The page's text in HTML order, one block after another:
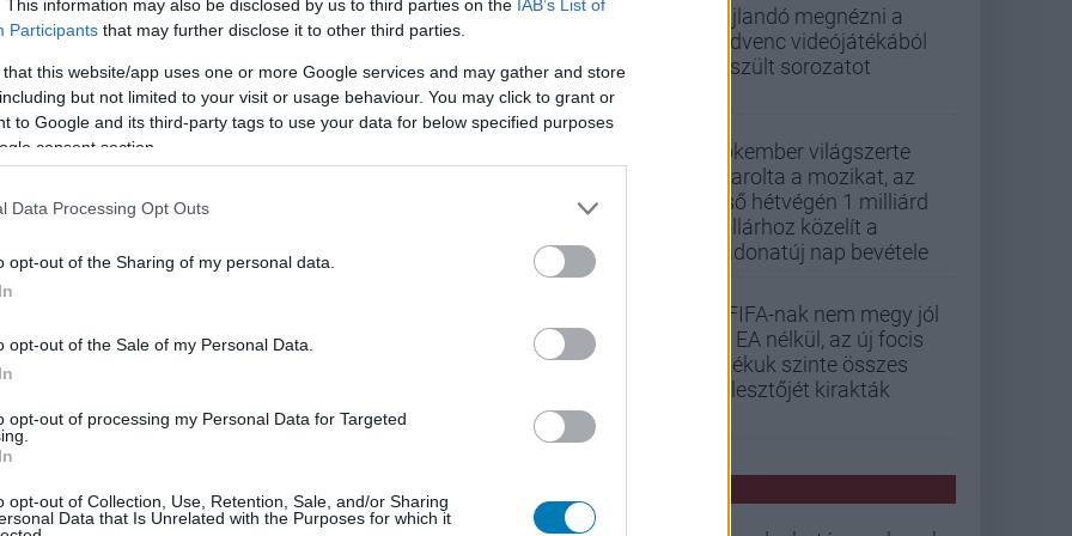
This information may also be disclosed by us to third parties on the IAB’s List of
Participants that may further disclose it to other third parties.
that this website/app uses one or more Google services and may gather and store
but not limited to your visit or usage behaviour. You may click to grant or
to Google and its third-party tags to use your data for below specified purposes
consent section.
Data Processing Opt Outs
opt-out of the Sharing of my personal data.
opt-out of the Sale of my Personal Data.
opt-out of processing my Personal Data for Targeted
opt-out of Collection, Use, Retention, Sale, and/or Sharing
Data that Is Unrelated with the Purposes for which it
5, Xbox One, Xbox Series X/S
játéka, amelyben Sherlock Holmes hű
találta magát szembe. A stúdió úgy döntött, hogy
One-ból ismert
során Európában és az Egyesült Államokan
külső nézetben, megszépített környezetben,
irányítással és kezelőfelülettel, valamint a sztori
Chonan Doyle világainak keresztezését.
hajlandó megnézni a
kedvenc videójátékából
készült sorozatot
Pókember világszerte
letarolta a mozikat, az
első hétvégén 1 milliárd
dollárhoz közelít a
Vadonatúj nap bevétele
A FIFA-nak nem megy jól
az EA nélkül, az új focis
játékuk szinte összes
fejlesztőjét kirakták